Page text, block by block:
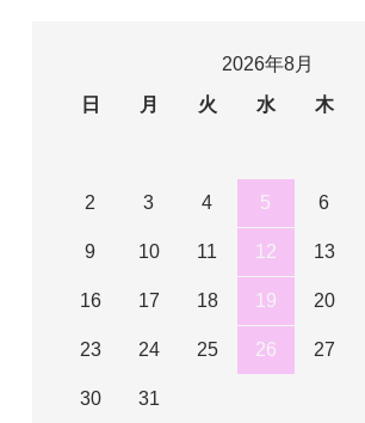
2026年8月
日
月 火 水 木
2 3 4 5 6
9 10 11 12 13
16 17 18 19 20
23 24 25 26 27
30 31